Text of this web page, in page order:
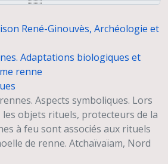
de la Mission Archéologique Franco-chinoise au Xinjiang (Chine)
archéologiques. Détails et macro-traces
nabatéenne au nord de Pétra (Jordanie)
: un outil pour la recherche. Images numériques
et leur déchiffrement
archéologiques françaises à l'étranger
en images. Hommage à José Garanger (1926-2006)
cabanes en os de mammouths du paléolithique supérieur récents
Maya (GERM), 13ème Conférence Maya Européenne, Musée du Quai Branly
de femmes juives tunisiennes vivant en France. Photographie et anthropologie
René-Ginouvès, Archéologie et
Adaptations biologiques et
renne
Aspects symboliques. Lors
les objets rituels, protecteurs de la
à feu sont associés aux rituels
de renne. Atchaïvaïam, Nord